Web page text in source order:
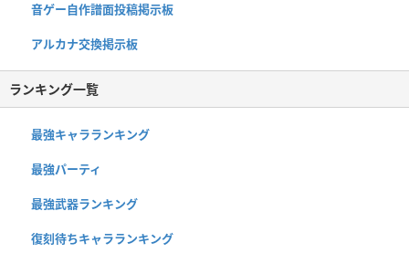
音ゲー自作譜面投稿掲示板
アルカナ交換掲示板
ランキング一覧
最強キャラランキング
最強パーティ
最強武器ランキング
復刻待ちキャラランキング